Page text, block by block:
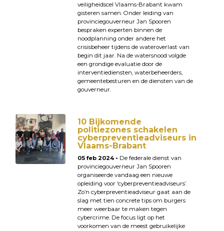
veiligheidscel Vlaams-Brabant kwam
gisteren samen. Onder leiding van
provinciegouverneur Jan Spooren
bespraken experten binnen de
noodplanning onder andere het
crisisbeheer tijdens de wateroverlast van
begin dit jaar. Na de watersnood volgde
een grondige evaluatie door de
interventiediensten, waterbeheerders,
gemeentebesturen en de diensten van de
gouverneur.
10 Bijkomende
politiezones schakelen
cyberpreventieadviseurs in
Vlaams-Brabant
05 feb 2024 • De federale dienst van
provinciegouverneur Jan Spooren
organiseerde vandaag een nieuwe
opleiding voor ‘cyberpreventieadviseurs’.
Zo’n cyberpreventieadviseur gaat aan de
slag met tien concrete tips om burgers
meer weerbaar te maken tegen
cybercrime. De focus ligt op het
voorkomen van de meest gebruikelijke